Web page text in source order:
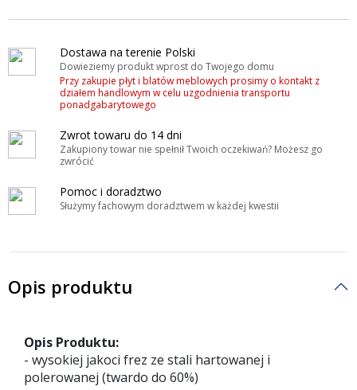
Dostawa na terenie Polski
Dowieziemy produkt wprost do Twojego domu
Przy zakupie płyt i blatów meblowych prosimy o kontakt z
działem handlowym w celu uzgodnienia transportu
ponadgabarytowego
Zwrot towaru do 14 dni
Zakupiony towar nie spełnił Twoich oczekiwań? Możesz go
zwrócić
Pomoc i doradztwo
Służymy fachowym doradztwem w każdej kwestii
Opis produktu
Opis Produktu:
- wysokiej jakoci frez ze stali hartowanej i
polerowanej (twardo do 60%)